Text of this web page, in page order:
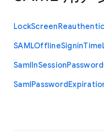
LockScreen
SAMLOfflineSigninTime
SamlInSessionPassword
SamlPassword